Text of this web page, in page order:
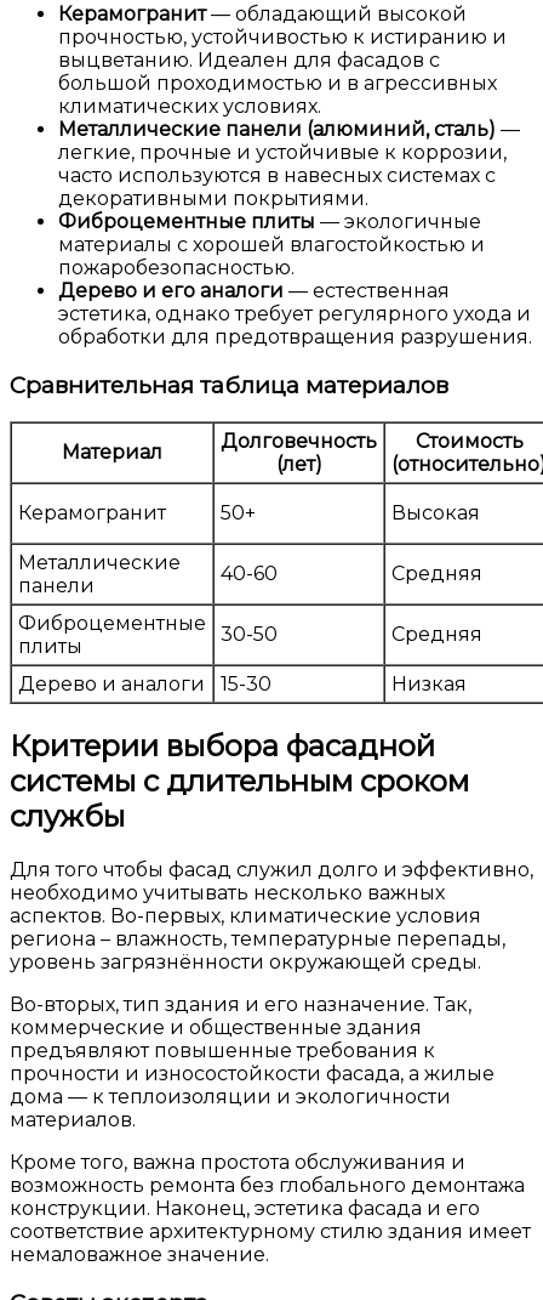
Керамогранит— обладающий высокой
прочностью, устойчивостью к истиранию и
выцветанию. Идеален для фасадов с
большой проходимостью и в агрессивных
климатических условиях.
Металлические панели (алюминий, сталь) —
легкие, прочные и устойчивые к коррозии,
часто используются в навесных системах с
декоративными покрытиями.
Фиброцементные плиты — экологичные
материалы с хорошей влагостойкостью и
пожаробезопасностью.
Дерево и его аналоги — естественная
эстетика, однако требует регулярного ухода и
обработки для предотвращения разрушения.
Сравнительная таблица материалов
Материал
Долговечность
(лет)
Стоимость
Керамогранит 50+ Высокая
Металлические
панели
40-60 Средняя
Фиброцементные
плиты
30-50 Средняя
Дерево и аналоги 15-30 Низкая
Критерии выбора фасадной
системы с длительным сроком
службы
Для того чтобы фасад служил долго и эффективно,
необходимо учитывать несколько важных
аспектов. Во-первых, климатические условия
региона – влажность, температурные перепады,
уровень загрязнённости окружающей среды.
Во-вторых, тип здания и его назначение. Так,
коммерческие и общественные здания
предъявляют повышенные требования к
прочности и износостойкости фасада, а жилые
дома — к теплоизоляции и экологичности
материалов.
Кроме того, важна простота обслуживания и
возможность ремонта без глобального демонтажа
конструкции. Наконец, эстетика фасада и его
соответствие архитектурному стилю здания имеет
немаловажное значение.